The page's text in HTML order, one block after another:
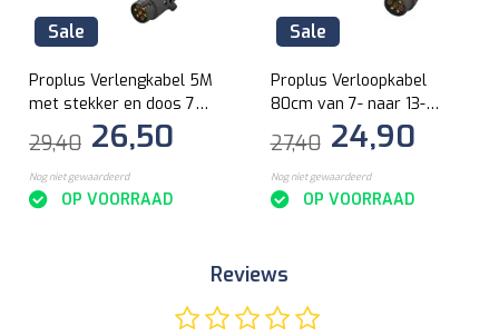
Sale
Proplus Verlengkabel 5M
met stekker en doos 7-
29,40 26,50
Nog niet gewaardeerd
OP VOORRAAD
Sale
Proplus Verloopkabel
80cm van 7- naar 13-
27,40 24,90
Nog niet gewaardeerd
OP VOORRAAD
Reviews